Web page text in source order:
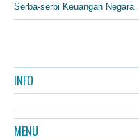
Serba-serbi Keuangan Negara
INFO
MENU